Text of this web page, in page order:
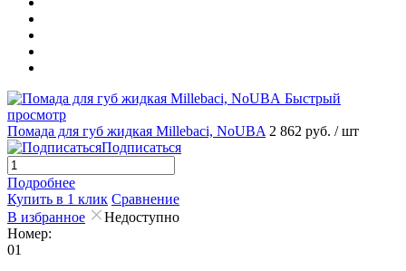
Быстрый
просмотр
Помада для губ жидкая Millebaci, NoUBA 2 862 руб. / шт
Подписаться
Подробнее
Купить в 1 клик Сравнение
В избранное
Недоступно
Номер:
01